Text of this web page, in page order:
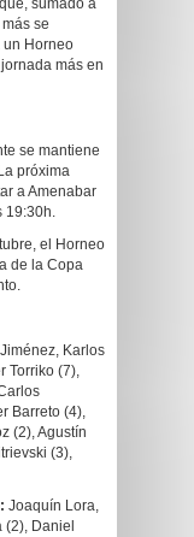
sumado a
se
un Horneo
más en
se mantiene
próxima
a Amenabar
19:30h.
el Horneo
de la Copa
Karlos
Torriko (7),
Barreto (4),
(2), Agustín
(3),
Joaquín Lora,
Daniel